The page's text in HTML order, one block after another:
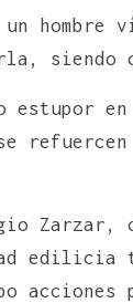
hombre
siendo
estupor
Zarzar,
edilicia
acciones